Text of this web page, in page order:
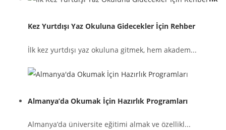
Kez Yurtdışı Yaz Okuluna Gidecekler İçin Rehber
İlk kez yurtdışı yaz okuluna gitmek, hem akadem...
Almanya’da Okumak İçin Hazırlık Programları
Almanya’da üniversite eğitimi almak ve özellikl...